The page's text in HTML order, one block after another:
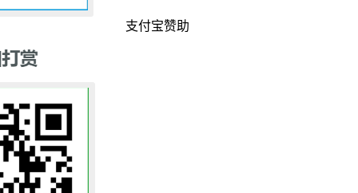
支付宝赞助